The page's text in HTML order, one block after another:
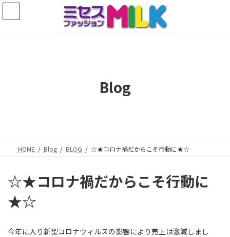
コ
ナ
Blog
HOME Blog BLOG ☆★コロナ禍だからこそ行動に★☆
☆★コロナ禍だからこそ行動に
★☆
今年に入り新型コロナウィルスの影響により売上は激減しまし